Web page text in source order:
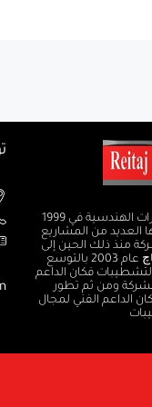
بدأت نشاطها بالأستشارات الهندسية في 1999
العديد من المشاريع
منذ ذلك الحين إلى
الآن .وقد قامت شركة رتاچ عام 2003 بالتوسع
فكان الداعم
ومن ثم تطور
الداعم الفني لمجال